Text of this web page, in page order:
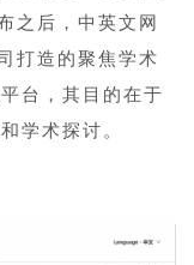
之后，中英文网
打造的聚焦学术
台，其目的在于
学术探讨。